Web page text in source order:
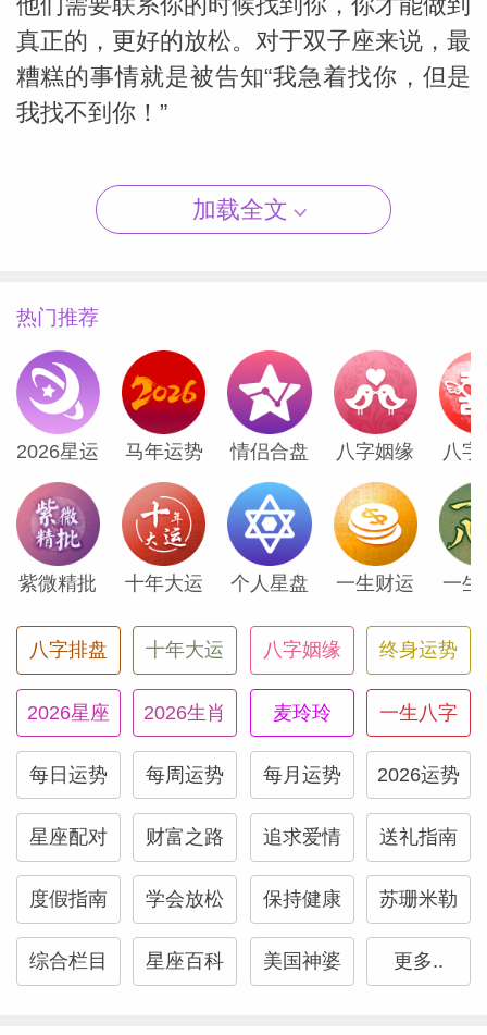
真正的，更好的放松。对于双子座来说，最
糟糕的事情就是被告知“我急着找你，但是
我找不到你！”
白羊座的度假指南
金牛座的度假指南
狮子座的度假指南
处女座的度假指南
天秤座的度假指南
天蝎座的度假指南
射手座的度假指南
摩羯座的度假指南
水瓶座的度假指南
双鱼座的度假指南
加载全文
热门推荐
2026星运 马年运势 情侣合盘 八字姻缘 八
紫微精批 十年大运 个人星盘 一生财运 一生
八字排盘 十年大运 八字姻缘 终身运势
2026星座 2026生肖 麦玲玲 一生八字
每日运势 每周运势 每月运势 2026运势
星座配对 财富之路 追求爱情 送礼指南
度假指南 学会放松 保持健康 苏珊米勒
综合栏目 星座百科 美国神婆 更多..